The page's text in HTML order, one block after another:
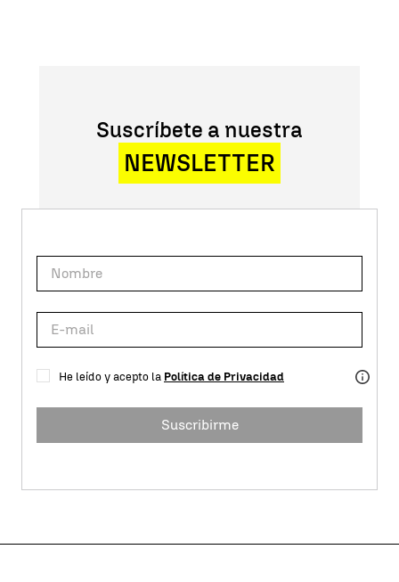
Suscríbete a nuestra
NEWSLETTER
He leído y acepto la Política de Privacidad
Suscribirme